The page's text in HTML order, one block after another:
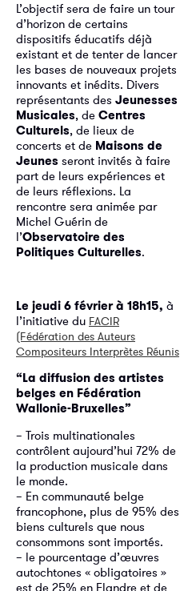
L’objectif sera de faire un tour
d’horizon de certains
dispositifs éducatifs déjà
existant et de tenter de lancer
les bases de nouveaux projets
innovants et inédits. Divers
représentants des Jeunesses
Musicales, de Centres
Culturels, de lieux de
concerts et de Maisons de
Jeunes seront invités à faire
part de leurs expériences et
de leurs réflexions. La
rencontre sera animée par
Michel Guérin de
l’Observatoire des
Politiques Culturelles.
Le jeudi 6 février à 18h15, à
l’initiative du FACIR
(Fédération des Auteurs
Compositeurs Interprètes Réunis
“La diffusion des artistes
belges en Fédération
Wallonie-Bruxelles”
– Trois multinationales
contrôlent aujourd’hui 72% de
la production musicale dans
le monde.
– En communauté belge
francophone, plus de 95% des
biens culturels que nous
consommons sont importés.
– le pourcentage d’œuvres
autochtones « obligatoires »
est de 25% en Flandre et de